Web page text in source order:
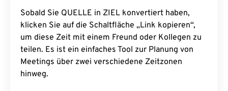
Sobald Sie QUELLE in ZIEL konvertiert haben,
klicken Sie auf die Schaltfläche „Link kopieren“,
um diese Zeit mit einem Freund oder Kollegen zu
teilen. Es ist ein einfaches Tool zur Planung von
Meetings über zwei verschiedene Zeitzonen
hinweg.